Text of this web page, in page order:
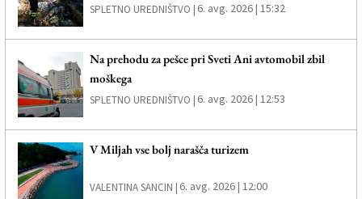
SPLETNO UREDNIŠTVO | 6. avg. 2026 | 15:32
Na prehodu za pešce pri Sveti Ani avtomobil zbil
moškega
SPLETNO UREDNIŠTVO | 6. avg. 2026 | 12:53
V Miljah vse bolj narašča turizem
VALENTINA SANCIN | 6. avg. 2026 | 12:00